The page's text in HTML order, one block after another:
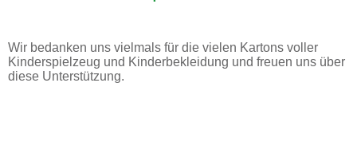
in Bremerhaven, Stadtteil Leherheide
Wir bedanken uns vielmals für die vielen Kartons voller
Kinderspielzeug und Kinderbekleidung und freuen uns über
diese Unterstützung.